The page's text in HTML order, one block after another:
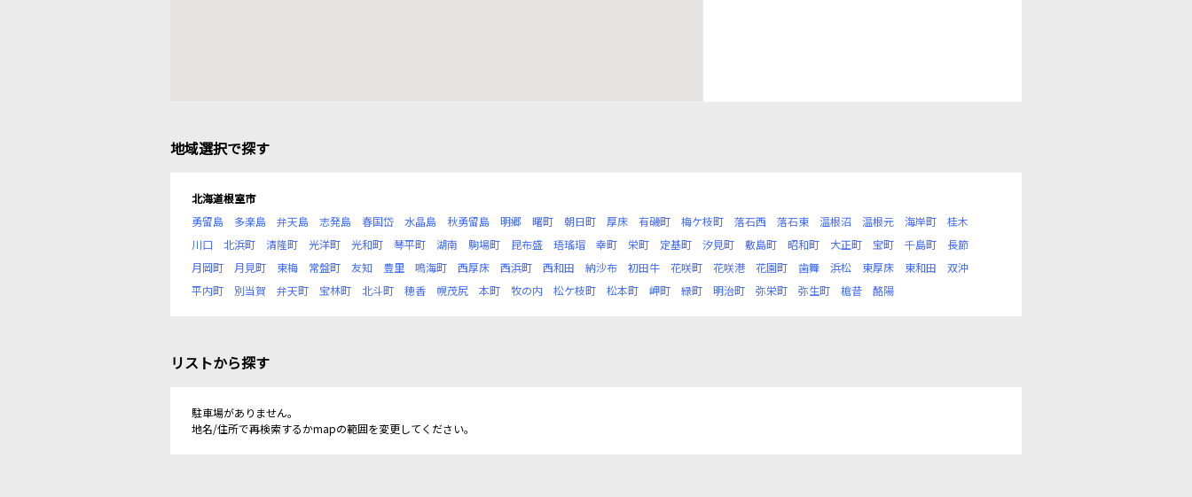
地域選択で探す
北海道根室市
勇留島
多楽島 弁天島 志発島 春国岱 水晶島 秋勇留島 明郷 曙町 朝日町 厚床 有磯町 梅ケ枝町 落石西 落石東 温根沼 温根元 海岸町
桂木
川口
北浜町 清隆町 光洋町 光和町 琴平町 湖南 駒場町 昆布盛 珸瑤瑁 幸町 栄町 定基町 汐見町 敷島町 昭和町 大正町 宝町 千島町
長節
月岡町
月見町 東梅 常盤町 友知 豊里 鳴海町 西厚床 西浜町 西和田 納沙布 初田牛 花咲町 花咲港 花園町 歯舞 浜松 東厚床 東和田
双沖
平内町
別当賀 弁天町 宝林町 北斗町 穂香 幌茂尻 本町 牧の内 松ケ枝町 松本町 岬町 緑町 明治町 弥栄町 弥生町 槍昔 酪陽
リストから探す
駐車場がありません。
地名/住所で再検索するかmapの範囲を変更してください。